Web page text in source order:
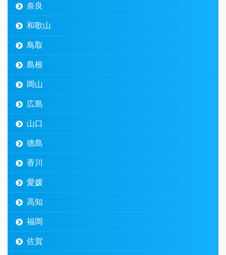
奈良
和歌山
鳥取
島根
岡山
広島
山口
徳島
香川
愛媛
高知
福岡
佐賀